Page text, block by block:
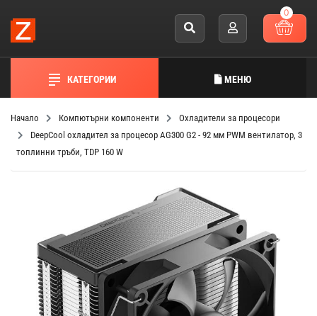
0
КАТЕГОРИИ МЕНЮ
Начало Компютърни компоненти
Охладители за процесори
DeepCool охладител за процесор AG300 G2 - 92 мм PWM вентилатор, 3
топлинни тръби, TDP 160 W